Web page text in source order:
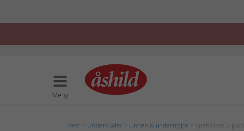
Meny
Herr Underkläder Linnen & undertröjor > Spetslinne 2-pack